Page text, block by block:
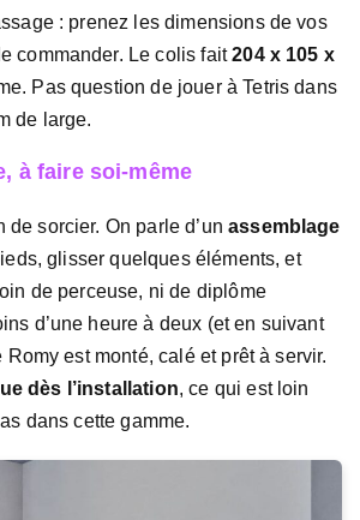
: prenez les dimensions de vos
commander. Le colis fait204 x 105 x
Pas question de jouer à Tetris dans
de large.
à faire soi-même
de sorcier. On parle d’unassemblage
glisser quelques éléments, et
de perceuse, ni de diplôme
d’une heure à deux (et en suivant
Romy est monté, calé et prêt à servir.
dès l’installation, ce qui est loin
dans cette gamme.